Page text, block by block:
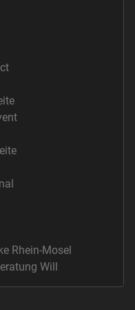
Rhein-Mosel
Will